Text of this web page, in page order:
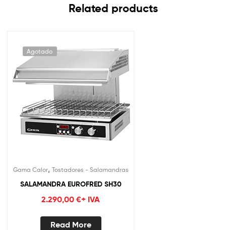
Related products
Agotado
Gama Calor, Tostadores - Salamandras
SALAMANDRA EUROFRED SH30
2.290,00 €+ IVA
Read More